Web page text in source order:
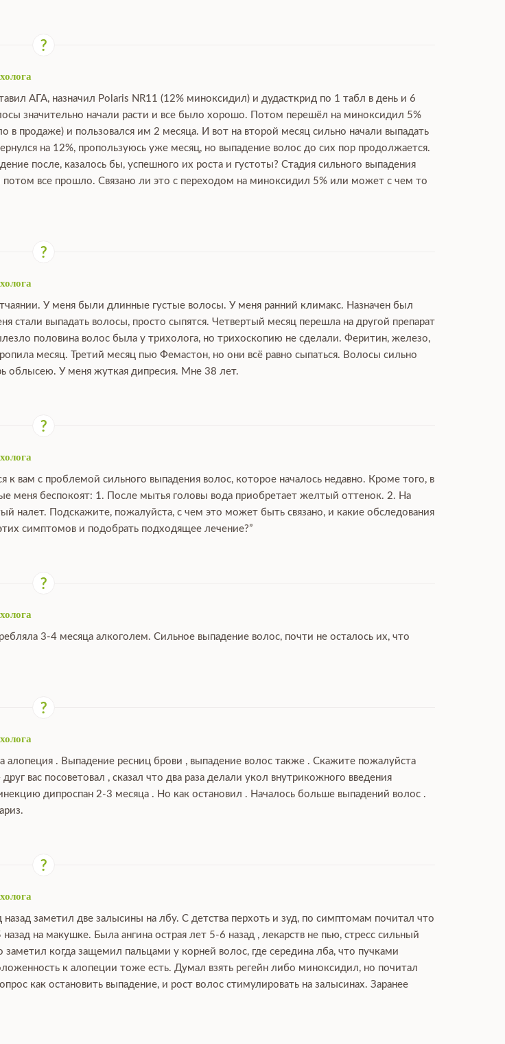
АГА, назначил Polaris NR11 (12% миноксидил) и дудасткрид по 1 табл в день и 6
значительно начали расти и все было хорошо. Потом перешёл на миноксидил 5%
продаже) и пользовался им 2 месяца. И вот на второй месяц сильно начали выпадать
на 12%, пропользуюсь уже месяц, но выпадение волос до сих пор продолжается.
после, казалось бы, успешного их роста и густоты? Стадия сильного выпадения
потом все прошло. Связано ли это с переходом на миноксидил 5% или может с чем то
У меня были длинные густые волосы. У меня ранний климакс. Назначен был
стали выпадать волосы, просто сыпятся. Четвертый месяц перешла на другой препарат
половина волос была у трихолога, но трихоскопию не сделали. Феритин, железо,
месяц. Третий месяц пью Фемастон, но они всё равно сыпаться. Волосы сильно
облысею. У меня жуткая дипресия. Мне 38 лет.
к вам с проблемой сильного выпадения волос, которое началось недавно. Кроме того, в
меня беспокоят: 1. После мытья головы вода приобретает желтый оттенок. 2. На
налет. Подскажите, пожалуйста, с чем это может быть связано, и какие обследования
симптомов и подобрать подходящее лечение?”
3-4 месяца алкоголем. Сильное выпадение волос, почти не осталось их, что
. Выпадение ресниц брови , выпадение волос также . Скажите пожалуйста
вас посоветовал , сказал что два раза делали укол внутрикожного введения
дипроспан 2-3 месяца . Но как остановил . Началось больше выпадений волос .
заметил две залысины на лбу. С детства перхоть и зуд, по симптомам почитал что
на макушке. Была ангина острая лет 5-6 назад , лекарств не пью, стресс сильный
заметил когда защемил пальцами у корней волос, где середина лба, что пучками
к алопеции тоже есть. Думал взять регейн либо миноксидил, но почитал
как остановить выпадение, и рост волос стимулировать на залысинах. Заранее